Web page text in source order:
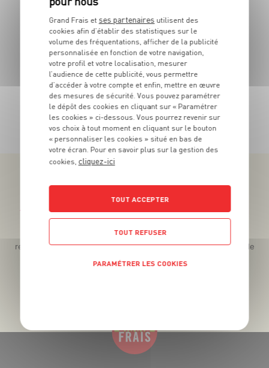
Les 140g - Soit 29,93€ le Kg
TOUTES NOS PROMOTIONS
Téléchargez l’App pour profiter d’offres exclusives !
Des promos exclusives, des récompenses généreuses, des
recettes gourmandes, des jeux inédits... le tout dans une seule
Grand Frais et ses partenaires utilisent des
cookies afin d’établir des statistiques sur le
volume des fréquentations, afficher de la publicité
personnalisée en fonction de votre navigation,
votre profil et votre localisation, mesurer
l’audience de cette publicité, vous permettre
d’accéder à votre compte et enfin, mettre en œuvre
des mesures de sécurité. Vous pouvez paramétrer
le dépôt des cookies en cliquant sur « Paramétrer
les cookies » ci-dessous. Vous pourrez revenir sur
vos choix à tout moment en cliquant sur le bouton
« personnaliser les cookies » situé en bas de
votre écran. Pour en savoir plus sur la gestion des
cookies, cliquez-ici
TOUT ACCEPTER
TOUT REFUSER
PARAMÉTRER LES COOKIES